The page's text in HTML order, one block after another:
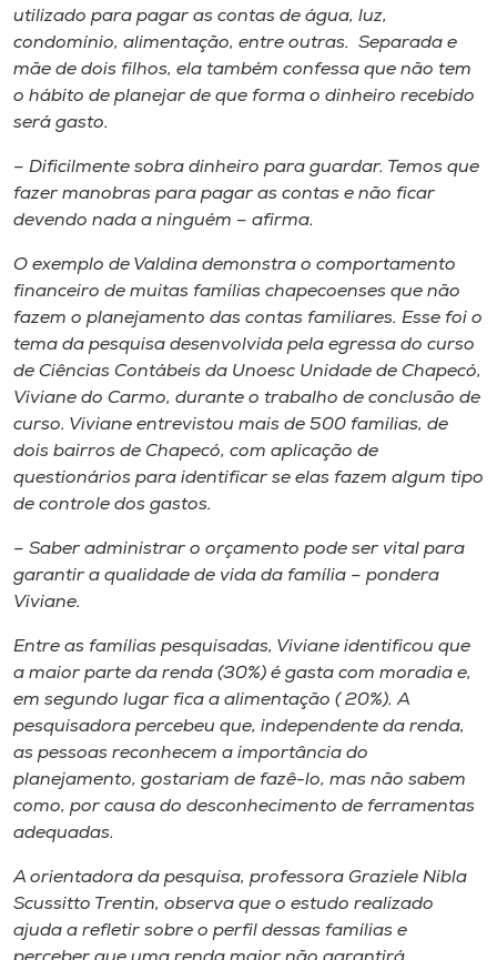
A+
A-
utilizado para pagar as contas de água, luz,
condomínio, alimentação, entre outras. Separada e
mãe de dois filhos, ela também confessa que não tem
o hábito de planejar de que forma o dinheiro recebido
será gasto.
– Dificilmente sobra dinheiro para guardar. Temos que
fazer manobras para pagar as contas e não ficar
devendo nada a ninguém – afirma.
O exemplo de Valdina demonstra o comportamento
financeiro de muitas famílias chapecoenses que não
fazem o planejamento das contas familiares. Esse foi o
tema da pesquisa desenvolvida pela egressa do curso
de Ciências Contábeis da Unoesc Unidade de Chapecó,
Viviane do Carmo, durante o trabalho de conclusão de
curso. Viviane entrevistou mais de 500 famílias, de
dois bairros de Chapecó, com aplicação de
questionários para identificar se elas fazem algum tipo
de controle dos gastos.
– Saber administrar o orçamento pode ser vital para
garantir a qualidade de vida da família – pondera
Viviane.
Entre as famílias pesquisadas, Viviane identificou que
a maior parte da renda (30%) é gasta com moradia e,
em segundo lugar fica a alimentação ( 20%). A
pesquisadora percebeu que, independente da renda,
as pessoas reconhecem a importância do
planejamento, gostariam de fazê-lo, mas não sabem
como, por causa do desconhecimento de ferramentas
adequadas.
A orientadora da pesquisa, professora Graziele Nibla
Scussitto Trentin, observa que o estudo realizado
ajuda a refletir sobre o perfil dessas famílias e